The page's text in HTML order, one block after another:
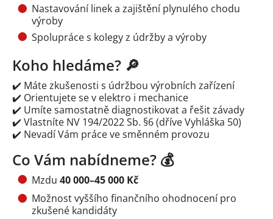
Nastavování linek a zajištění plynulého chodu
výroby
Spolupráce s kolegy z údržby a výroby
Koho hledáme? 🔎
✔️ Máte zkušenosti s údržbou výrobních zařízení
✔️ Orientujete se v elektro i mechanice
✔️ Umíte samostatně diagnostikovat a řešit závady
✔️ Vlastníte NV 194/2022 Sb. §6 (dříve Vyhláška 50)
✔️ Nevadí Vám práce ve směnném provozu
Co Vám nabídneme? 💰
Mzdu 40 000–45 000 Kč
Možnost vyššího finančního ohodnocení pro
zkušené kandidáty